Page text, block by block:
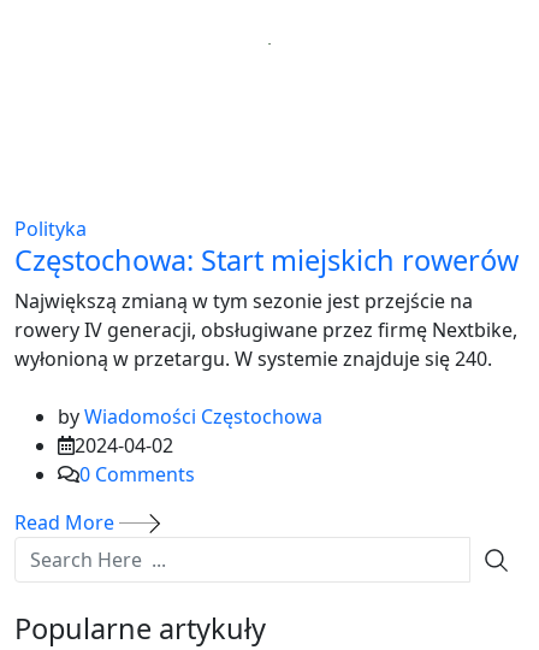
Polityka
Częstochowa: Start miejskich rowerów
Największą zmianą w tym sezonie jest przejście na
rowery IV generacji, obsługiwane przez firmę Nextbike,
wyłonioną w przetargu. W systemie znajduje się 240.
byWiadomości Częstochowa
2024-04-02
0 Comments
Read More
Popularne artykuły